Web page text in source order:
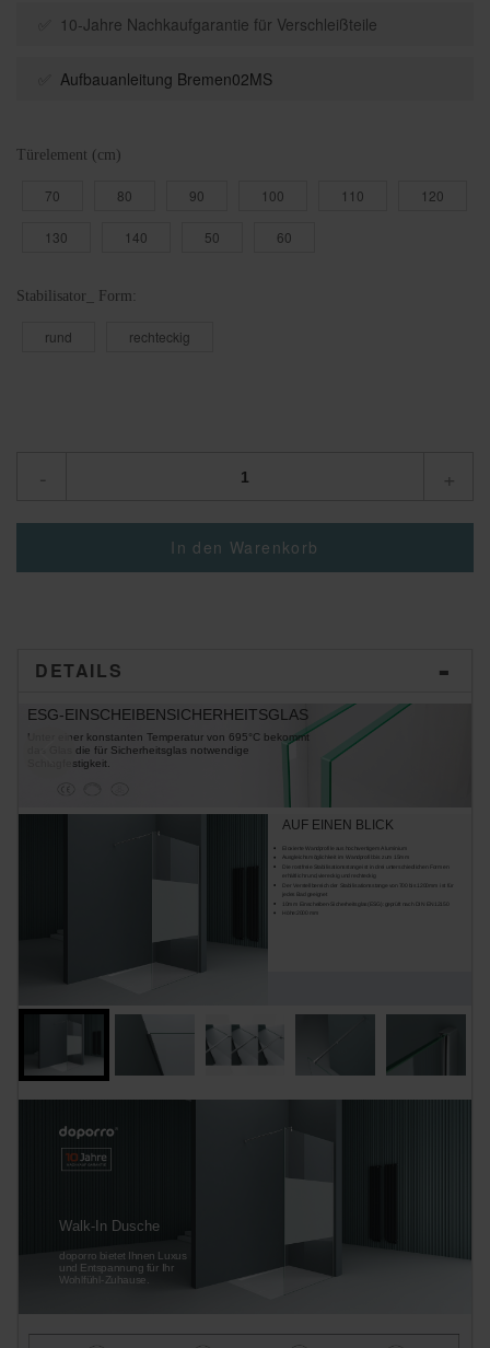
✅ 10-Jahre Nachkaufgarantie für Verschleißteile
Aufbauanleitung Bremen02MS
Türelement (cm)
70 80 90 100 110 120
130 140 50 60
Stabilisator_ Form:
rund rechteckig
- +
In den Warenkorb
DETAILS
ESG-EINSCHEIBENSICHERHEITSGLAS
Unter einer konstanten Temperatur von 695°C bekommt
das Glas die für Sicherheitsglas notwendige
Schlagfestigkeit.
AUF EINEN BLICK
Eloxierte Wandprofile aus hochwertigem Aluminium
Ausgleichsmöglichkeit im Wandprofil:bis zum 15mm
Die rostfreie Stabilisationsstange ist in drei unterschiedlichen Formen
erhältlich:rund,viereckig und rechteckig
Der Verstellbereich der Stabilisationsstange von 700 bis 1200mm ist für
jedes Bad geeignet
10mm Einscheiben-Sicherheitsglas(ESG):geprüft nach DIN EN12150
Höhe:2000 mm
Walk-In Dusche
doporro bietet Ihnen Luxus
und Entspannung für Ihr
Wohlfühl-Zuhause.